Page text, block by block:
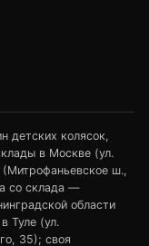
детских колясок,
в Москве (ул.
ш.,
со склада —
области
Туле (ул.
35); своя